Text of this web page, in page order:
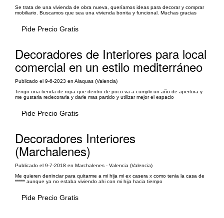
Se trata de una vivienda de obra nueva, queríamos ideas para decorar y comprar
mobiliario. Buscamos que sea una vivienda bonita y funcional. Muchas gracias
Pide Precio Gratis
Decoradores de Interiores para local
comercial en un estilo mediterráneo
Publicado el 9-6-2023 en Alaquas (Valencia)
Tengo una tienda de ropa que dentro de poco va a cumplir un año de apertura y
me gustaria redecorarla y darle mas partido y utilizar mejor el espacio
Pide Precio Gratis
Decoradores Interiores
(Marchalenes)
Publicado el 9-7-2018 en Marchalenes - Valencia (Valencia)
Me quieren deninciar para quitarme a mi hija mi ex casera x como tenia la casa de
***** aunque ya no estaba viviendo ahi con mi hija hacia tiempo
Pide Precio Gratis